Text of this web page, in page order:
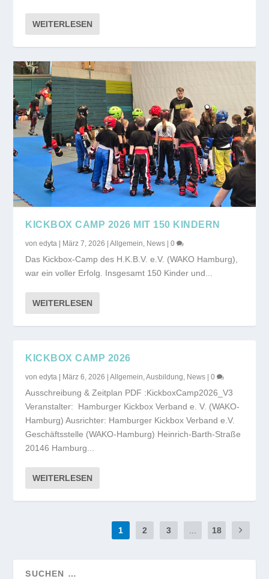
WEITERLESEN
KICKBOX CAMP 2026 MIT 150 KINDERN
vonedyta | März 7, 2026 |Allgemein, News |0
Das Kickbox-Camp des H.K.B.V. e.V. (WAKO Hamburg),
war ein voller Erfolg. Insgesamt 150 Kinder und...
WEITERLESEN
KICKBOX CAMP 2026
vonedyta | März 6, 2026 |Allgemein,Ausbildung, News |0
Ausschreibung & Zeitplan PDF :KickboxCamp2026_V3
Veranstalter: Hamburger Kickbox Verband e. V. (WAKO-
Hamburg) Ausrichter: Hamburger Kickbox Verband e.V.
Geschäftsstelle (WAKO-Hamburg) Heinrich-Barth-Straße
20146 Hamburg...
WEITERLESEN
1 2 3 18